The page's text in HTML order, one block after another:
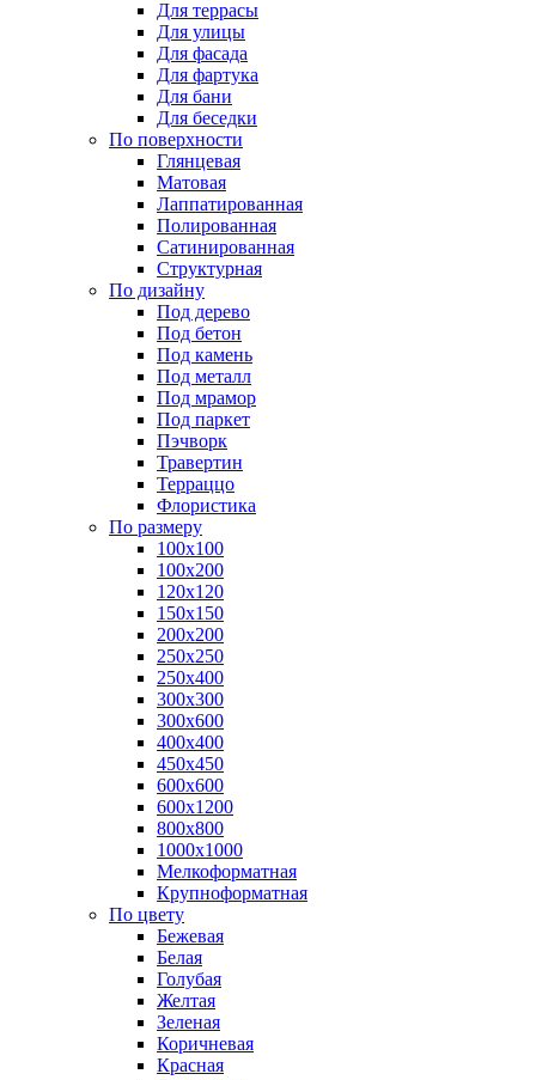
Для террасы
Для улицы
Для фасада
Для фартука
Для бани
Для беседки
По поверхности
Глянцевая
Матовая
Лаппатированная
Полированная
Сатинированная
Структурная
По дизайну
Под дерево
Под бетон
Под камень
Под металл
Под мрамор
Под паркет
Пэчворк
Травертин
Терраццо
Флористика
По размеру
100х100
100х200
120х120
150х150
200х200
250х250
250х400
300х300
300х600
400х400
450х450
600х600
600х1200
800х800
1000х1000
Мелкоформатная
Крупноформатная
По цвету
Бежевая
Белая
Голубая
Желтая
Зеленая
Коричневая
Красная